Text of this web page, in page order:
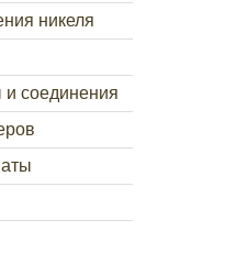
никеля
соединения